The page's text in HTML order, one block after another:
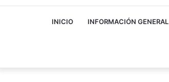
INICIO INFORMACIÓN GENERAL